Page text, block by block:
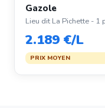
Gazole
Lieu dit La Pichette - 1
2.189 €/L
PRIX MOYEN